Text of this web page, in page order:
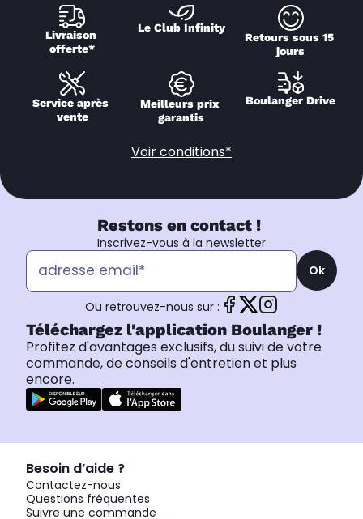
Livraison
offerte*
Le Club Infinity
Retours sous 15
jours
Service après
vente
Meilleurs prix
garantis
Boulanger Drive
Voir conditions*
Restons en contact !
Inscrivez-vous à la newsletter
Ok
Ou retrouvez-nous sur :
Téléchargez l'application Boulanger !
Profitez d'avantages exclusifs, du suivi de votre
commande, de conseils d'entretien et plus
encore.
Besoin d’aide ?
Contactez-nous
Questions fréquentes
Suivre une commande